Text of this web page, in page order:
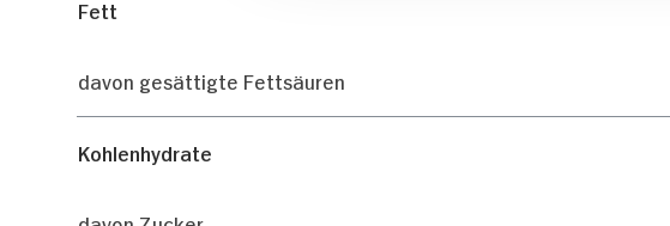
Fett
davon gesättigte Fettsäuren
Kohlenhydrate